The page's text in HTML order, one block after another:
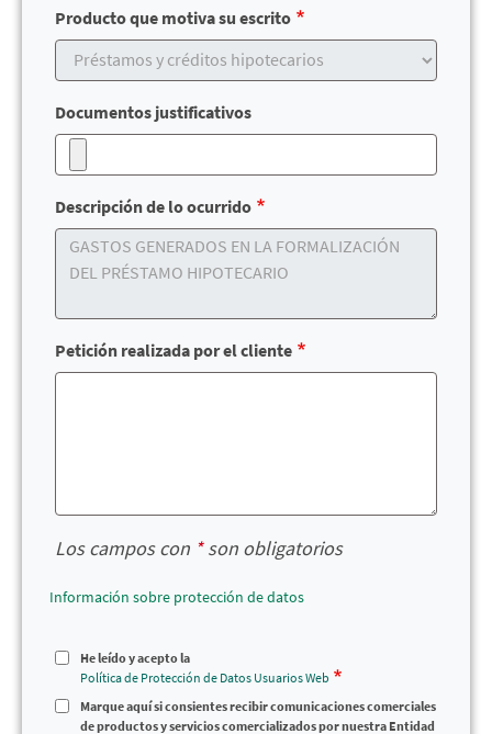
Producto que motiva su escrito
Documentos justificativos
Descripción de lo ocurrido
Petición realizada por el cliente
Los campos con *son obligatorios
Información sobre protección de datos
He leído y acepto la
Política de Protección de Datos Usuarios Web
Marque aquí si consientes recibir comunicaciones comerciales
de productos y servicios comercializados por nuestra Entidad